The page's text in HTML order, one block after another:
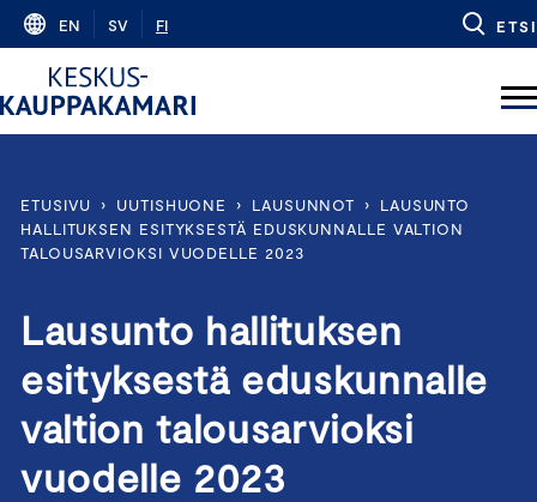
Skip
content
EN SV FI ETSI
ETUSIVU › UUTISHUONE › LAUSUNNOT ›
LAUSUNTO
HALLITUKSEN ESITYKSESTÄ EDUSKUNNALLE VALTION
TALOUSARVIOKSI VUODELLE 2023
Lausunto hallituksen
esityksestä eduskunnalle
valtion talousarvioksi
vuodelle 2023